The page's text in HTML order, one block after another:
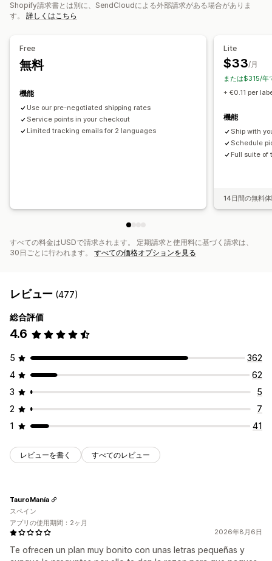
注文の同期 リアルタイム追跡
ブランド化された追跡ページ
Shopify請求書とは別に、SendCloudによる外部請求がある場合がありま
す。 詳しくはこちら
Free
無料
機能
Use our pre-negotiated shipping rates
Service points in your checkout
Limited tracking emails for 2 languages
Lite
$33/月
または$315/年
+ €0.11 per
機能
Ship with
Schedule
Full suite of
14日間の無料
すべての料金はUSDで請求されます。 定期請求と使用料に基づく請求は、
30日ごとに行われます。 すべての価格オプションを見る
レビュー (477)
総合評価
4.6
5
362
4
62
3
5
2
7
1
41
レビューを書く すべてのレビュー
2026年8月6日
Te ofrecen un plan muy bonito con unas letras pequeñas y
TauroManía
スペイン
アプリの使用期間：2ヶ月